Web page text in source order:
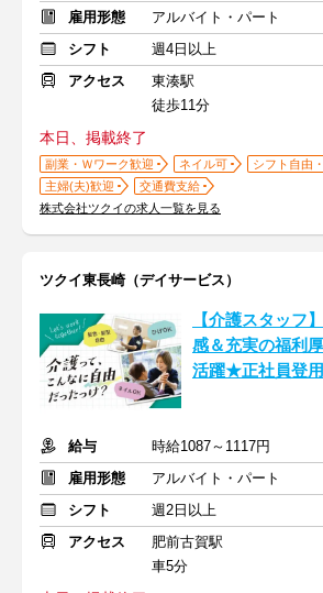
雇用形態
アルバイト・パート
シフト
週4日以上
アクセス
東湊駅
徒歩11分
本日、掲載終了
副業・Ｗワーク歓迎 ネイル可
シフト自由
主婦(夫)歓迎
交通費支給
株式会社ツクイの求人一覧を見る
ツクイ東長崎（デイサービス）
【介護スタッフ
感＆充実の福利
活躍★正社員登
給与
時給1087～1117円
雇用形態
アルバイト・パート
シフト
週2日以上
アクセス
肥前古賀駅
車5分